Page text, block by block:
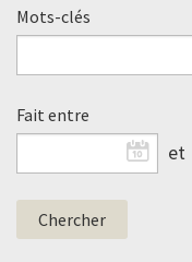
Mots-clés
Fait entre
et